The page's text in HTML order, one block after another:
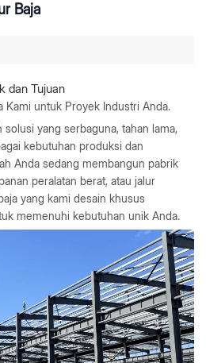
Baja
dan Tujuan
Kami untuk Proyek Industri Anda.
yang serbaguna, tahan lama,
kebutuhan produksi dan
Anda sedang membangun pabrik
peralatan berat, atau jalur
yang kami desain khusus
memenuhi kebutuhan unik Anda.